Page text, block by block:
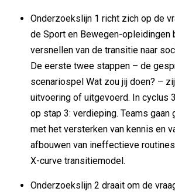
Onderzoekslijn 1 richt zich op de
de Sport en Bewegen-opleidingen
versnellen van de transitie naar
De eerste twee stappen – de
scenariospel Wat zou jij doen? –
uitvoering of uitgevoerd. In cyclus
op stap 3: verdieping. Teams gaan
met het versterken van kennis en
afbouwen van ineffectieve
X-curve transitiemodel.
Onderzoekslijn 2 draait om de